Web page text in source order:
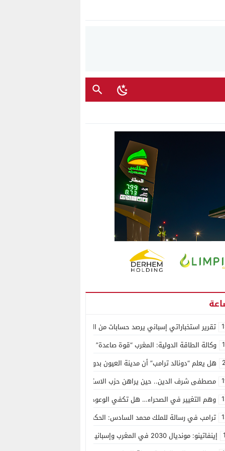
تقرير استخباراتي إسباني يرصد حسابات من الجزائر وأرقاما بـ”213+” ضمن حملة رقمية منظمة حرّضت على اقتحام سبتة
وكالة الطاقة الدولية: المغرب “قوة صاعدة” في سوق المعادن الاستراتيجية
هل يعلم “دونالد ترامب” أن مدينة العيون بدون ماء؟
مصطفى شرف الدين.. حين يراهن حزب الاستقلال على الكفاءة ويمنح الشباب
وهم التغيير في الصحراء… هل تكفي الوعود الفارغة لصناعة الواقع؟
ترامب في رسالة للملك محمد السادس: الحكم الذاتي هو الأساس الوحيد لحل
إينفاتينو: مونديال 2030 في المغرب وإسبانيا والبرتغال سيكون “الأجمل في التاريخ”